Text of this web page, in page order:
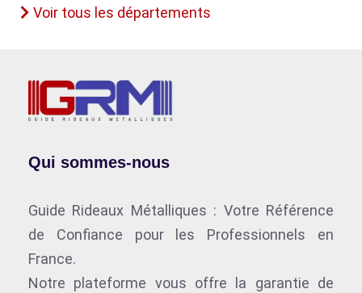
Voir tous les départements
Qui sommes-nous
Guide Rideaux Métalliques : Votre Référence
de Confiance pour les Professionnels en
France.
Notre plateforme vous offre la garantie de